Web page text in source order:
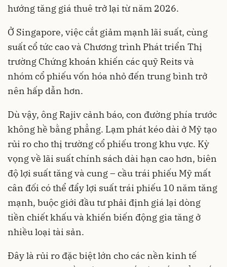
hướng tăng giá thuê trở lại từ năm 2026.
Ở Singapore, việc cắt giảm mạnh lãi suất, cùng
suất cổ tức cao và Chương trình Phát triển Thị
trường Chứng khoán khiến các quỹ Reits và
nhóm cổ phiếu vốn hóa nhỏ đến trung bình trở
nên hấp dẫn hơn.
Dù vậy, ông Rajiv cảnh báo, con đường phía trước
không hề bằng phẳng. Lạm phát kéo dài ở Mỹ tạo
rủi ro cho thị trường cổ phiếu trong khu vực. Kỳ
vọng về lãi suất chính sách dài hạn cao hơn, biên
độ lợi suất tăng và cung – cầu trái phiếu Mỹ mất
cân đối có thể đẩy lợi suất trái phiếu 10 năm tăng
mạnh, buộc giới đầu tư phải định giá lại dòng
tiền chiết khấu và khiến biến động gia tăng ở
nhiều loại tài sản.
Đây là rủi ro đặc biệt lớn cho các nền kinh tế